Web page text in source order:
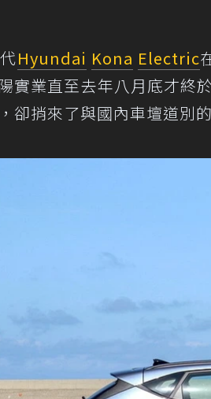
Hyundai Kona Electric
實業直至去年八月底才終
卻捎來了與國內車壇道別